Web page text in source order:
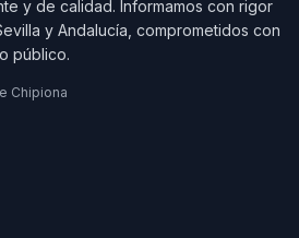
y de calidad. Informamos con rigor
y Andalucía, comprometidos con
público.
Chipiona